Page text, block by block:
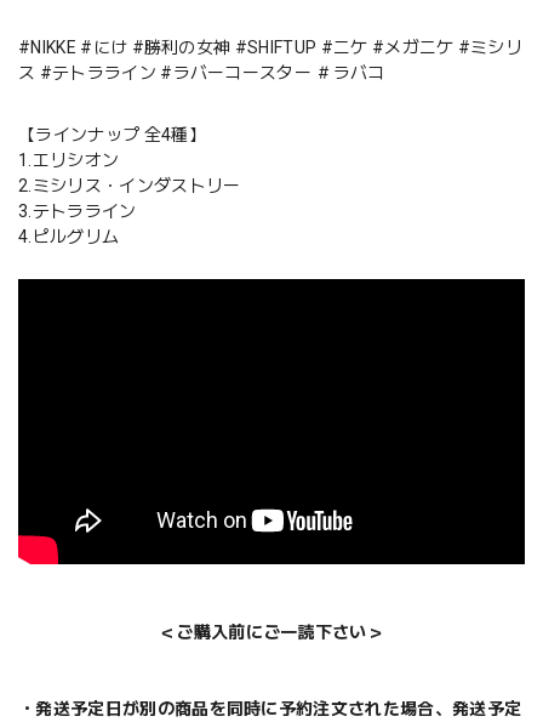
#NIKKE #にけ #勝利の女神 #SHIFTUP #ニケ #メガニケ #ミシリ
ス #テトラライン #ラバーコースター ＃ラバコ
【ラインナップ 全4種】
1.エリシオン
2.ミシリス・インダストリー
3.テトラライン
4.ピルグリム
＜ご購入前にご一読下さい＞
・発送予定日が別の商品を同時に予約注文された場合、発送予定